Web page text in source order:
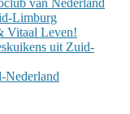
Limburg
Vitaal Leven!
uit Zuid-
Nederland